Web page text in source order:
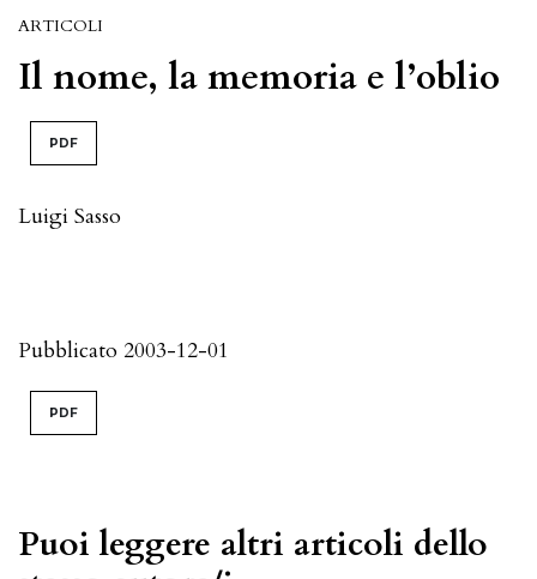
ARTICOLI
Il nome, la memoria e l’oblio
PDF
Luigi Sasso
Pubblicato 2003-12-01
PDF
Puoi leggere altri articoli dello